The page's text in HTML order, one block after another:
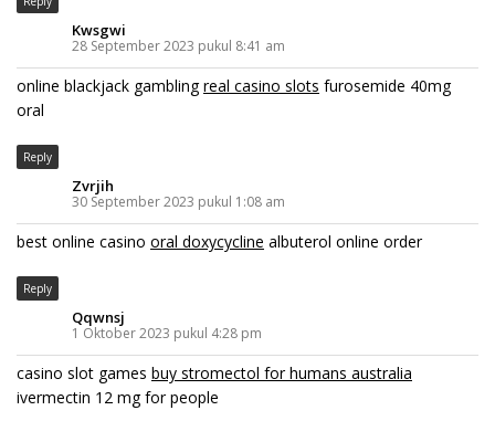
Kwsgwi
28 September 2023 pukul 8:41 am
online blackjack gamblingreal casino slots furosemide 40mg
oral
Reply
Zvrjih
30 September 2023 pukul 1:08 am
best online casino oral doxycycline albuterol online order
Reply
Qqwnsj
1 Oktober 2023 pukul 4:28 pm
casino slot games buy stromectol for humans australia
ivermectin 12 mg for people